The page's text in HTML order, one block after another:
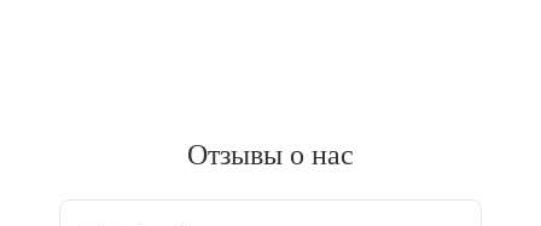
Отзывы о нас